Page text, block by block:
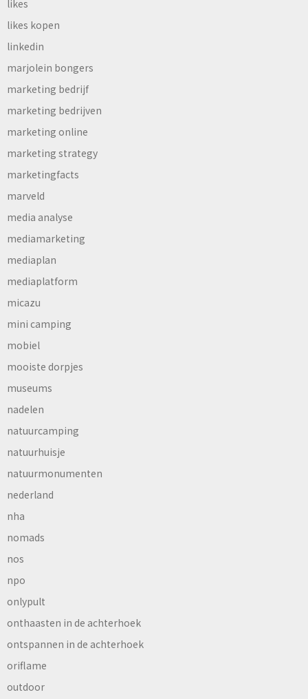
likes
likes kopen
linkedin
marjolein bongers
marketing bedrijf
marketing bedrijven
marketing online
marketing strategy
marketingfacts
marveld
media analyse
mediamarketing
mediaplan
mediaplatform
micazu
mini camping
mobiel
mooiste dorpjes
museums
nadelen
natuurcamping
natuurhuisje
natuurmonumenten
nederland
nha
nomads
nos
npo
onlypult
onthaasten in de achterhoek
ontspannen in de achterhoek
oriflame
outdoor